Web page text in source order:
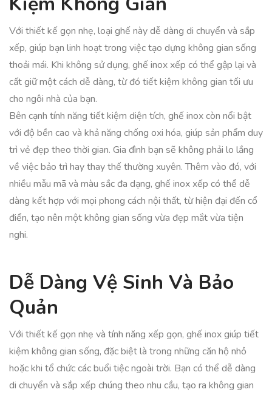
Với thiết kế gọn nhẹ, loại ghế này dễ dàng di chuyển và sắp
xếp, giúp bạn linh hoạt trong việc tạo dựng không gian sống
thoải mái. Khi không sử dụng, ghế inox xếp có thể gập lại và
cất giữ một cách dễ dàng, từ đó tiết kiệm không gian tối ưu
cho ngôi nhà của bạn.
Bên cạnh tính năng tiết kiệm diện tích, ghế inox còn nổi bật
với độ bền cao và khả năng chống oxi hóa, giúp sản phẩm duy
trì vẻ đẹp theo thời gian. Gia đình bạn sẽ không phải lo lắng
về việc bảo trì hay thay thế thường xuyên. Thêm vào đó, với
nhiều mẫu mã và màu sắc đa dạng, ghế inox xếp có thể dễ
dàng kết hợp với mọi phong cách nội thất, từ hiện đại đến cổ
điển, tạo nên một không gian sống vừa đẹp mắt vừa tiện
nghi.
Dễ Dàng Vệ Sinh Và Bảo
Quản
Với thiết kế gọn nhẹ và tính năng xếp gọn, ghế inox giúp tiết
kiệm không gian sống, đặc biệt là trong những căn hộ nhỏ
hoặc khi tổ chức các buổi tiệc ngoài trời. Bạn có thể dễ dàng
di chuyển và sắp xếp chúng theo nhu cầu, tạo ra không gian